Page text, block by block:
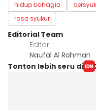
hidup bahagia
rasa syukur
Editorial Team
Editor
Naufal Al Rahman
Tonton lebih seru di